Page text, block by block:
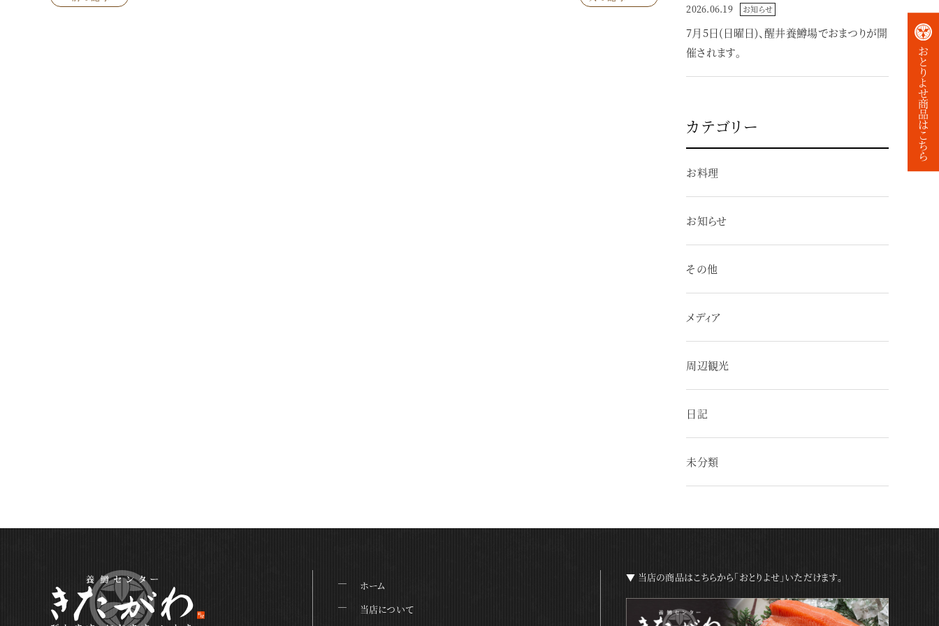
お
と
り
よ
せ
商
品
は
こ
ち
ら
2026.06.19
お知らせ
7月5日(日曜日)、醒井養鱒場でおまつりが開
催されます。
カテゴリー
お料理
お知らせ
その他
メディア
周辺観光
日記
未分類
ホーム
当店について
▼ 当店の商品はこちらから「おとりよせ」いただけます。